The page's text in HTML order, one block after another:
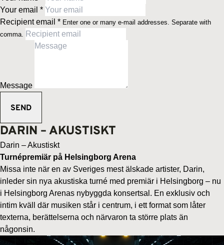
Your email *
Recipient email * Enter one or many e-mail addresses. Separate with
comma.
Message
DARIN – AKUSTISKT
Darin – Akustiskt
Turnépremiär på Helsingborg Arena
Missa inte när en av Sveriges mest älskade artister, Darin,
inleder sin nya akustiska turné med premiär i Helsingborg – nu
i Helsingborg Arenas nybyggda konsertsal. En exklusiv och
intim kväll där musiken står i centrum, i ett format som låter
texterna, berättelserna och närvaron ta större plats än
någonsin.